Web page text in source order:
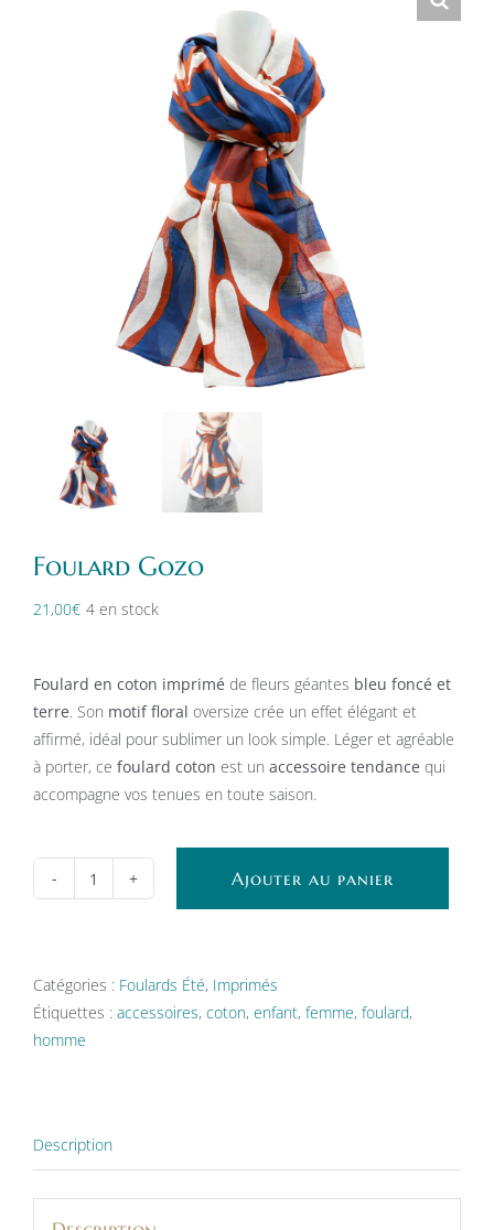
Foulard Gozo
21,00€ 4 en stock
Foulard en coton imprimé de fleurs géantes bleu foncé et
terre. Son motif floral oversize crée un effet élégant et
affirmé, idéal pour sublimer un look simple. Léger et agréable
à porter, ce foulard coton est un accessoire tendance qui
accompagne vos tenues en toute saison.
quantité
Ajouter au panier
Catégories : Foulards Été, Imprimés
Étiquettes : accessoires, coton, enfant, femme, foulard,
homme
Description